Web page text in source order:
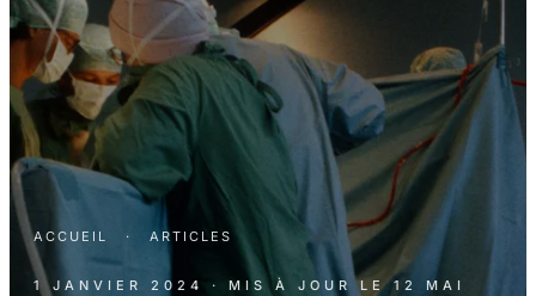
ACCUEIL · ARTICLES
1 JANVIER 2024 · MIS À JOUR LE 12 MAI